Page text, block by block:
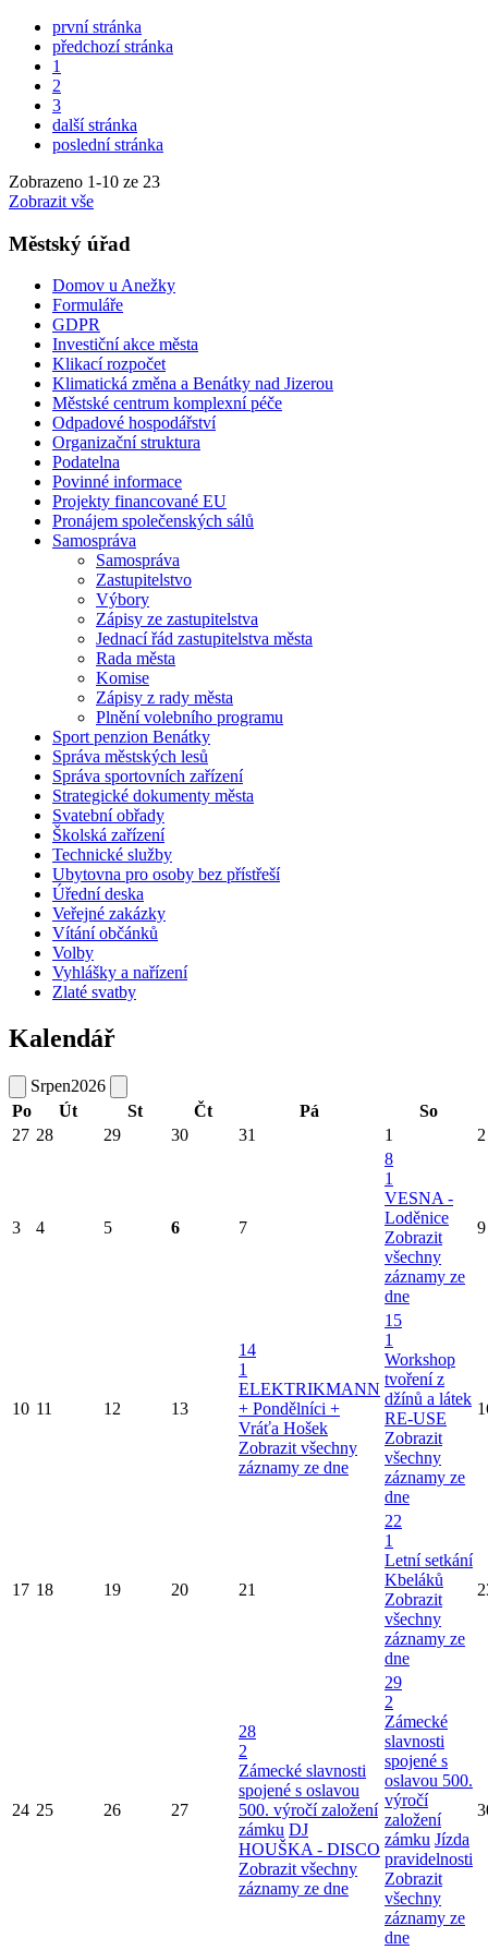
první stránka
předchozí stránka
1
2
3
další stránka
poslední stránka
Zobrazeno 1-10 ze 23
Zobrazit vše
Městský úřad
Domov u Anežky
Formuláře
GDPR
Investiční akce města
Klikací rozpočet
Klimatická změna a Benátky nad Jizerou
Městské centrum komplexní péče
Odpadové hospodářství
Organizační struktura
Podatelna
Povinné informace
Projekty financované EU
Pronájem společenských sálů
Samospráva
Samospráva
Zastupitelstvo
Výbory
Zápisy ze zastupitelstva
Jednací řád zastupitelstva města
Rada města
Komise
Zápisy z rady města
Plnění volebního programu
Sport penzion Benátky
Správa městských lesů
Správa sportovních zařízení
Strategické dokumenty města
Svatební obřady
Školská zařízení
Technické služby
Ubytovna pro osoby bez přístřeší
Úřední deska
Veřejné zakázky
Vítání občánků
Volby
Vyhlášky a nařízení
Zlaté svatby
Kalendář
Srpen2026
Po
Út St Čt Pá
So
27 28 29 30 31 1 2
3 4 5 6 7
8
1
VESNA -
Loděnice
Zobrazit
všechny
záznamy ze
dne
9
10 11 12 13
14
1
ELEKTRIKMANN
+ Pondělníci +
Vráťa Hošek
Zobrazit všechny
záznamy ze dne
15
1
Workshop
tvoření z
džínů a látek
RE-USE
Zobrazit
všechny
záznamy ze
dne
17 18 19 20 21
22
1
Letní setkání
Kbeláků
Zobrazit
všechny
záznamy ze
dne
24 25 26 27
28
2
Zámecké slavnosti
spojené s oslavou
500. výročí založení
zámku DJ
HOUŠKA - DISCO
Zobrazit všechny
záznamy ze dne
29
2
Zámecké
slavnosti
spojené s
oslavou 500.
výročí
založení
zámku Jízda
pravidelnosti
Zobrazit
všechny
záznamy ze
dne